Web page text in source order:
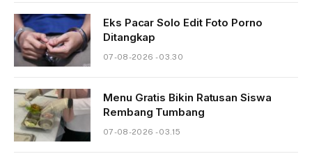
Eks Pacar Solo Edit Foto Porno
Ditangkap
07-08-2026 - 03.30
Menu Gratis Bikin Ratusan Siswa
Rembang Tumbang
07-08-2026 - 03.15